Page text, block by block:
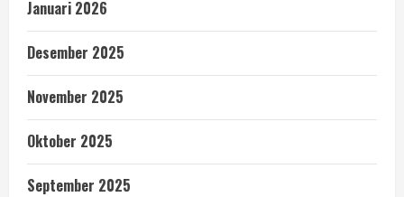
Januari 2026
Desember 2025
November 2025
Oktober 2025
September 2025